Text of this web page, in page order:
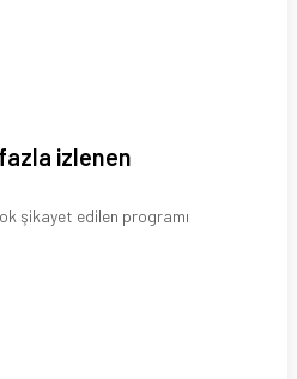
izlenen
şikayet edilen programı